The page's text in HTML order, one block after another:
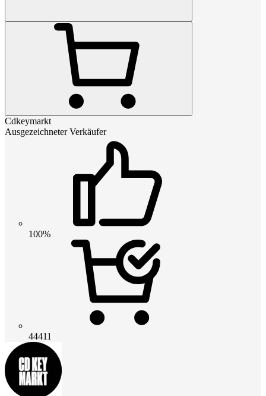
Cdkeymarkt
Ausgezeichneter Verkäufer
100%
44411